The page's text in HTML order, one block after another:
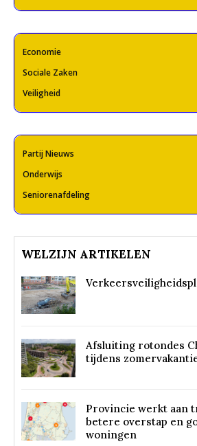
Economie
Sociale Zaken
Veiligheid
Partij Nieuws
Onderwijs
Seniorenafdeling
WELZIJN ARTIKELEN
Afsluiting rotondes
tijdens
Provincie werkt aan
betere overstap en
woningen